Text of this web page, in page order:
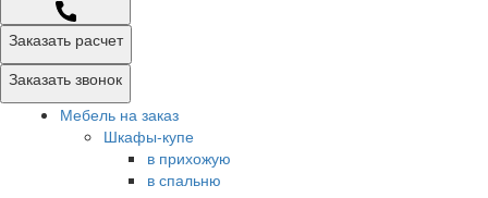
Заказать расчет
Заказать звонок
Мебель на заказ
Шкафы-купе
в прихожую
в спальню